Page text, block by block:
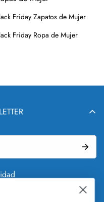
Friday Zapatos de Mujer
Friday Ropa de Mujer